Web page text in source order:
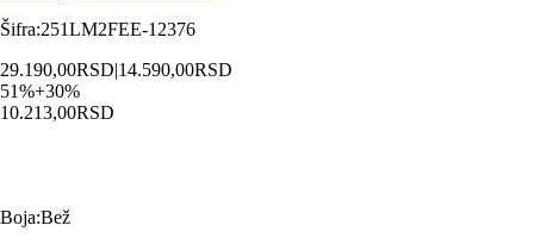
Šifra:251LM2FEE-12376
29.190,00RSD|14.590,00RSD
51%+30%
10.213,00RSD
Boja:Bež